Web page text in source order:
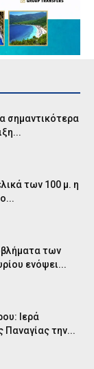
σημαντικότερα
των 100 μ. η
των
ενόψει...
Ιερά
Παναγίας την...